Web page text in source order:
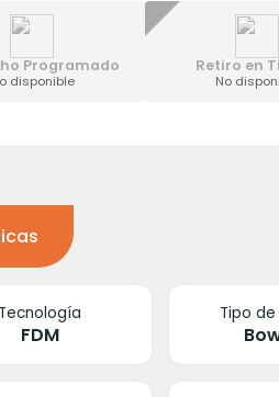
Programado
disponible
Retiro en
No
Tecnología
FDM
Tipo